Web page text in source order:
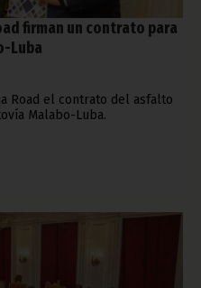
firman un contrato para
Luba
Road el contrato del asfalto
Malabo-Luba.